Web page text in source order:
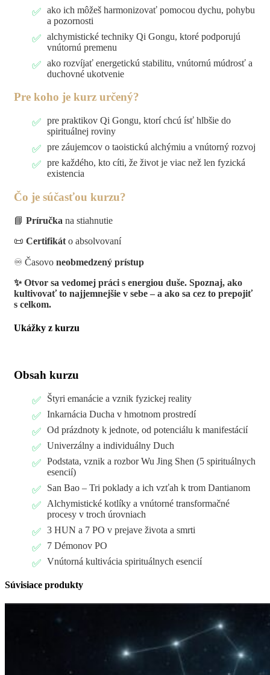
ako ich môžeš harmonizovať pomocou dychu, pohybu
a pozornosti
alchymistické techniky Qi Gongu, ktoré podporujú
vnútornú premenu
ako rozvíjať energetickú stabilitu, vnútornú múdrosť a
duchovné ukotvenie
Pre koho je kurz určený?
pre praktikov Qi Gongu, ktorí chcú ísť hlbšie do
spirituálnej roviny
pre záujemcov o taoistickú alchýmiu a vnútorný rozvoj
pre každého, kto cíti, že život je viac než len fyzická
existencia
Čo je súčasťou kurzu?
📘 Príručka na stiahnutie
📜 Certifikát o absolvovaní
♾️ Časovo neobmedzený prístup
✨ Otvor sa vedomej práci s energiou duše. Spoznaj, ako
kultivovať to najjemnejšie v sebe – a ako sa cez to prepojiť
s celkom.
Ukážky z kurzu
Obsah kurzu
Štyri emanácie a vznik fyzickej reality
Inkarnácia Ducha v hmotnom prostredí
Od prázdnoty k jednote, od potenciálu k manifestácií
Univerzálny a individuálny Duch
Podstata, vznik a rozbor Wu Jing Shen (5 spirituálnych
esencií)
San Bao – Tri poklady a ich vzťah k trom Dantianom
Alchymistické kotlíky a vnútorné transformačné
procesy v troch úrovniach
3 HUN a 7 PO v prejave života a smrti
7 Démonov PO
Vnútorná kultivácia spirituálnych esencií
Súvisiace produkty